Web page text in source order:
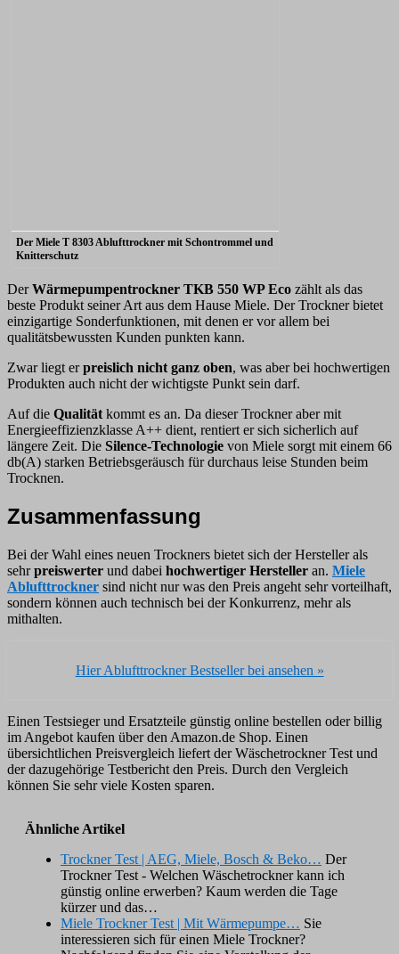
Der Miele T 8303 Ablufttrockner mit Schontrommel und
Knitterschutz
DerWärmepumpentrockner TKB 550 WP Eco zählt als das
beste Produkt seiner Art aus dem Hause Miele. Der Trockner bietet
einzigartige Sonderfunktionen, mit denen er vor allem bei
qualitätsbewussten Kunden punkten kann.
Zwar liegt erpreislich nicht ganz oben, was aber bei hochwertigen
Produkten auch nicht der wichtigste Punkt sein darf.
Auf die Qualität kommt es an. Da dieser Trockner aber mit
Energieeffizienzklasse A++ dient, rentiert er sich sicherlich auf
längere Zeit. Die Silence-Technologie von Miele sorgt mit einem 66
db(A) starken Betriebsgeräusch für durchaus leise Stunden beim
Trocknen.
Zusammenfassung
Bei der Wahl eines neuen Trockners bietet sich der Hersteller als
sehrpreiswerter und dabei hochwertiger Hersteller an. Miele
Ablufttrockner sind nicht nur was den Preis angeht sehr vorteilhaft,
sondern können auch technisch bei der Konkurrenz, mehr als
mithalten.
Hier Ablufttrockner Bestseller bei ansehen »
Einen Testsieger und Ersatzteile günstig online bestellen oder billig
im Angebot kaufen über den Amazon.de Shop. Einen
übersichtlichen Preisvergleich liefert der Wäschetrockner Test und
der dazugehörige Testbericht den Preis. Durch den Vergleich
können Sie sehr viele Kosten sparen.
Ähnliche Artikel
Trockner Test | AEG, Miele, Bosch & Beko… Der
Trockner Test - Welchen Wäschetrockner kann ich
günstig online erwerben? Kaum werden die Tage
kürzer und das…
Miele Trockner Test | Mit Wärmepumpe… Sie
interessieren sich für einen Miele Trockner?